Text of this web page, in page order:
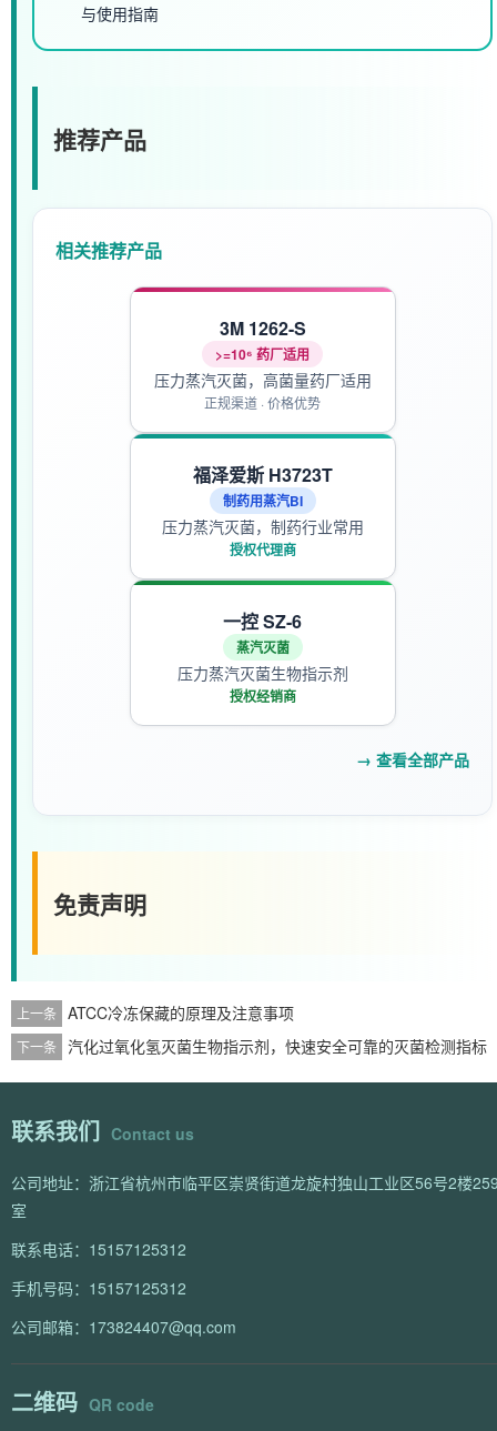
与使用指南
推荐产品
相关推荐产品
3M 1262-S
>=10⁶ 药厂适用
压力蒸汽灭菌，高菌量药厂适用
正规渠道 · 价格优势
福泽爱斯 H3723T
制药用蒸汽BI
压力蒸汽灭菌，制药行业常用
授权代理商
一控 SZ-6
蒸汽灭菌
压力蒸汽灭菌生物指示剂
授权经销商
→ 查看全部产品
免责声明
上一条 ATCC冷冻保藏的原理及注意事项
下一条 汽化过氧化氢灭菌生物指示剂，快速安全可靠的灭菌检测指标
联系我们 Contact us
公司地址：浙江省杭州市临平区崇贤街道龙旋村独山工业区56号2楼
室
联系电话：15157125312
手机号码：15157125312
公司邮箱：173824407@qq.com
二维码 QR code